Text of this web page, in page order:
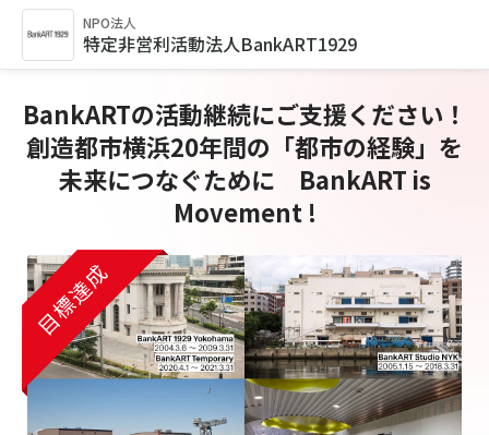
NPO法人
特定非営利活動法人BankART1929
BankARTの活動継続にご支援ください！
創造都市横浜20年間の「都市の経験」を
未来につなぐために BankART is
Movement !
目標達成
目標達成
目標達成